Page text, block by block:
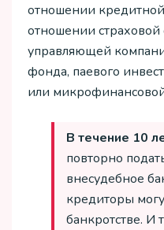
отношении
отношении
управляющей
фонда, паевого
или
В течение 10
повторно
внесудебное
кредиторы
банкротстве. И